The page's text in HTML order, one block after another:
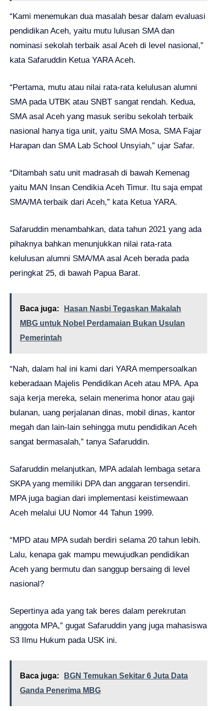
“Kami menemukan dua masalah besar dalam evaluasi
pendidikan Aceh, yaitu mutu lulusan SMA dan
nominasi sekolah terbaik asal Aceh di level nasional,”
kata Safaruddin Ketua YARA Aceh.
“Pertama, mutu atau nilai rata-rata kelulusan alumni
SMA pada UTBK atau SNBT sangat rendah. Kedua,
SMA asal Aceh yang masuk seribu sekolah terbaik
nasional hanya tiga unit, yaitu SMA Mosa, SMA Fajar
Harapan dan SMA Lab School Unsyiah,” ujar Safar.
“Ditambah satu unit madrasah di bawah Kemenag
yaitu MAN Insan Cendikia Aceh Timur. Itu saja empat
SMA/MA terbaik dari Aceh,” kata Ketua YARA.
Safaruddin menambahkan, data tahun 2021 yang ada
pihaknya bahkan menunjukkan nilai rata-rata
kelulusan alumni SMA/MA asal Aceh berada pada
peringkat 25, di bawah Papua Barat.
Baca juga:
Hasan Nasbi Tegaskan Makalah
MBG untuk Nobel Perdamaian Bukan Usulan
Pemerintah
“Nah, dalam hal ini kami dari YARA mempersoalkan
keberadaan Majelis Pendidikan Aceh atau MPA. Apa
saja kerja mereka, selain menerima honor atau gaji
bulanan, uang perjalanan dinas, mobil dinas, kantor
megah dan lain-lain sehingga mutu pendidikan Aceh
sangat bermasalah,” tanya Safaruddin.
Safaruddin melanjutkan, MPA adalah lembaga setara
SKPA yang memiliki DPA dan anggaran tersendiri.
MPA juga bagian dari implementasi keistimewaan
Aceh melalui UU Nomor 44 Tahun 1999.
“MPD atau MPA sudah berdiri selama 20 tahun lebih.
Lalu, kenapa gak mampu mewujudkan pendidikan
Aceh yang bermutu dan sanggup bersaing di level
nasional?
Sepertinya ada yang tak beres dalam perekrutan
anggota MPA,” gugat Safaruddin yang juga mahasiswa
S3 Ilmu Hukum pada USK ini.
Baca juga:
BGN Temukan Sekitar 6 Juta Data
Ganda Penerima MBG